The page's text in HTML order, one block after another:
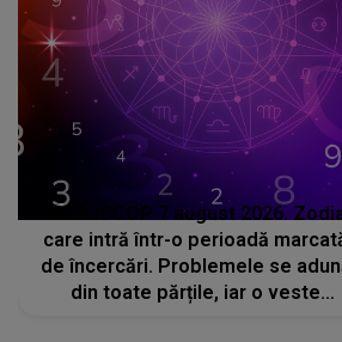
HOROSCOP 7 august 2026.
care intră într-o perioadă
de încercări. Problemele se
din toate părțile, iar o veste